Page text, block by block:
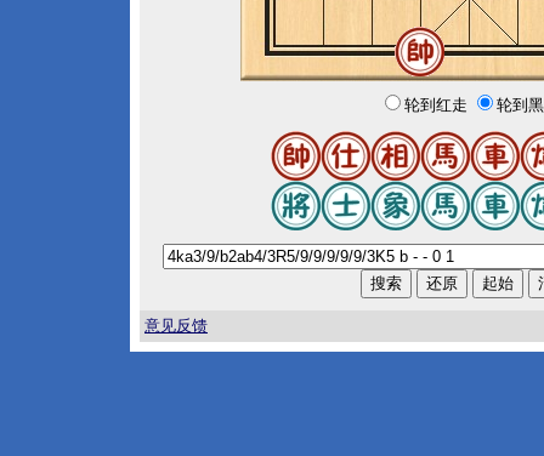
轮到红走 轮到
意见反馈